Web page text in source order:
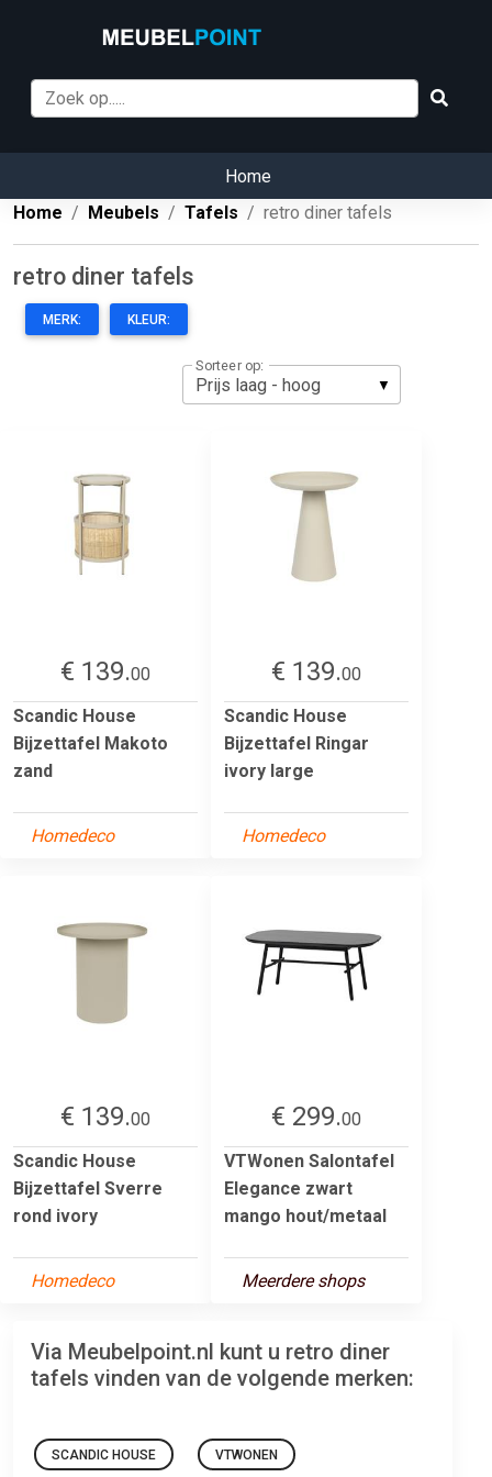
Home
Home
Meubels Tafels retro diner tafels
retro diner tafels
MERK: KLEUR:
Sorteer op:
€ 139.00
Scandic House
Bijzettafel Makoto
zand
Homedeco
€ 139.00
Scandic House
Bijzettafel Ringar
ivory large
Homedeco
€ 139.00
Scandic House
Bijzettafel Sverre
rond ivory
Homedeco
€ 299.00
VTWonen Salontafel
Elegance zwart
mango hout/metaal
Meerdere shops
Via Meubelpoint.nl kunt u retro diner
tafels vinden van de volgende merken:
SCANDIC HOUSE VTWONEN